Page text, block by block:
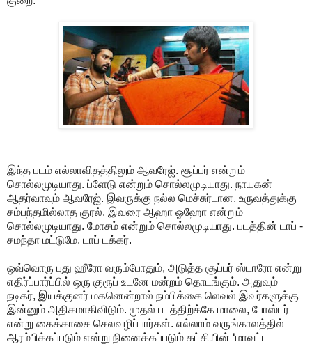
இந்த படம் எல்லாவிதத்திலும் ஆவரேஜ். சூப்பர் என்றும்
சொல்லமுடியாது. ப்ளேடு என்றும் சொல்லமுடியாது. நாயகன்
ஆதர்வாவும் ஆவரேஜ். இவருக்கு நல்ல மெச்சுர்டான, உருவத்துக்கு
சம்பந்தமில்லாத குரல். இவரை ஆஹா ஓஹோ என்றும்
சொல்லமுடியாது. மோசம் என்றும் சொல்லமுடியாது. படத்தின் டாப் -
சமந்தா மட்டுமே. டாப் டக்கர்.
ஒவ்வொரு புது ஹீரோ வரும்போதும், அடுத்த சூப்பர் ஸ்டாரோ என்று
எதிர்ப்பார்ப்பில் ஒரு குரூப் உடனே மன்றம் தொடங்கும். அதுவும்
நடிகர், இயக்குனர் மகனென்றால் நம்பிக்கை லெவல் இவர்களுக்கு
இன்னும் அதிகமாகிவிடும். முதல் படத்திற்க்கே மாலை, போஸ்டர்
என்று கைக்காசை செலவழிப்பார்கள். எல்லாம் வருங்காலத்தில்
ஆரம்பிக்கப்படும் என்று நினைக்கப்படும் கட்சியின் ‘மாவட்ட